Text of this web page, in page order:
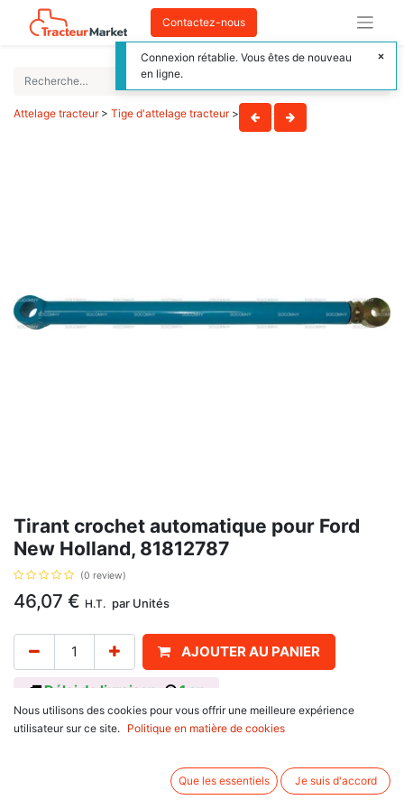
Contactez-nous
Attelage tracteur> Tige d'attelage tracteur>
Tirant crochet automatique pour Ford
New Holland, 81812787
(0 review)
46,07 € H.T. par Unités
AJOUTER AU PANIER
Délai de livraison : 1 an
Aavec tube long, et référence Ford: 81812787, C5NNE924E, se monte sur
Nous utilisons des cookies pour vous offrir une meilleure expérience
utilisateur sur ce site.
Politique en matière de cookies
Que les essentiels Je suis d'accord
Connexion rétablie. Vous êtes de nouveau
en ligne.